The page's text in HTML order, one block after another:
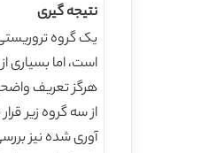
نتیجه گیری
یک گروه
است، اما
هرگز تعریف
از سه گروه زیر
آوری شده نیز